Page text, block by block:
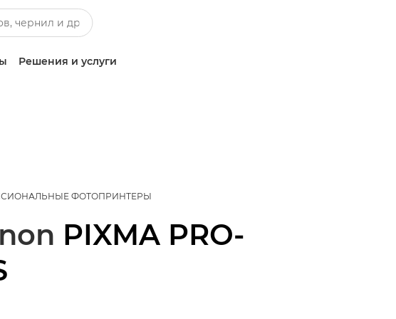
Решения и услуги
ФОТОПРИНТЕРЫ
PIXMA PRO-